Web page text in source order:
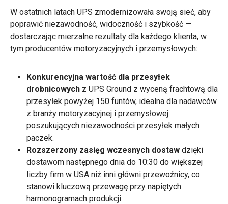
W ostatnich latach UPS zmodernizowała swoją sieć, aby
poprawić niezawodność, widoczność i szybkość —
dostarczając mierzalne rezultaty dla każdego klienta, w
tym producentów motoryzacyjnych i przemysłowych:
Konkurencyjna wartość dla przesyłek
drobnicowych z UPS Ground z wyceną frachtową dla
przesyłek powyżej 150 funtów, idealna dla nadawców
z branży motoryzacyjnej i przemysłowej
poszukujących niezawodności przesyłek małych
paczek.
Rozszerzony zasięg wczesnych dostaw dzięki
dostawom następnego dnia do 10:30 do większej
liczby firm w USA niż inni główni przewoźnicy, co
stanowi kluczową przewagę przy napiętych
harmonogramach produkcji.